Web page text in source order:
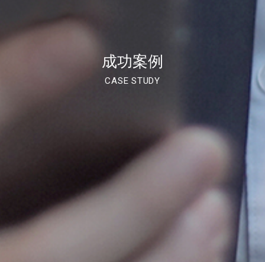
成功案例
CASE STUDY